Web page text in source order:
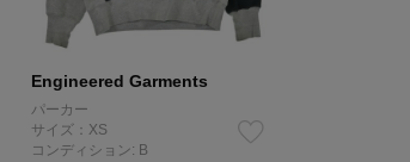
Engineered Garments
パーカー
サイズ：XS
コンディション: B